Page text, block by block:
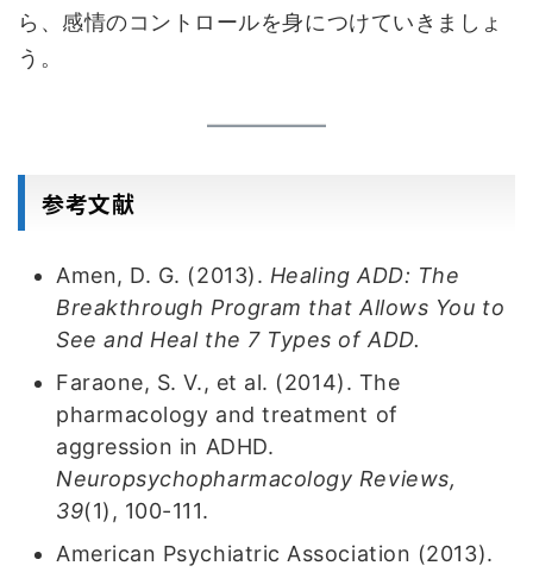
ら、感情のコントロールを身につけていきましょ
う。
参考文献
Amen, D. G. (2013). Healing ADD: The
Breakthrough Program that Allows You to
See and Heal the 7 Types of ADD.
Faraone, S. V., et al. (2014). The
pharmacology and treatment of
aggression in ADHD.
Neuropsychopharmacology Reviews,
39(1), 100-111.
American Psychiatric Association (2013).